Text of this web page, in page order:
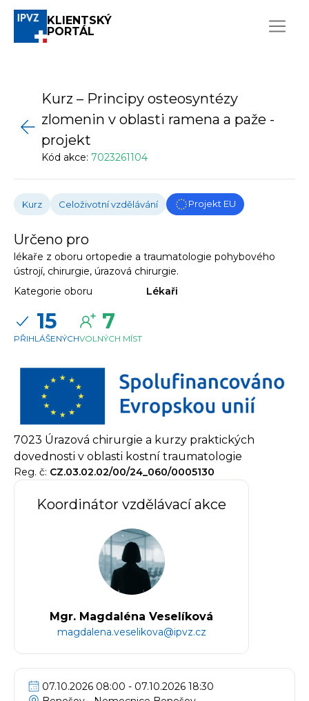
KLIENTSKÝ
PORTÁL
Kurz – Principy osteosyntézy
zlomenin v oblasti ramena a paže -
projekt
Kód akce: 7023261104
Kurz Celoživotní vzdělávání Projekt EU
Určeno pro
lékaře z oboru ortopedie a traumatologie pohybového
ústrojí, chirurgie, úrazová chirurgie.
Kategorie oboru
Lékaři
15
PŘIHLÁŠENÝCH
7
VOLNÝCH MÍST
7023 Úrazová chirurgie a kurzy praktických
dovednosti v oblasti kostní traumatologie
Reg. č: CZ.03.02.02/00/24_060/0005130
Koordinátor vzdělávací akce
Mgr. Magdaléna Veselíková
magdalena.veselikova@ipvz.cz
07.10.2026 08:00 - 07.10.2026 18:30